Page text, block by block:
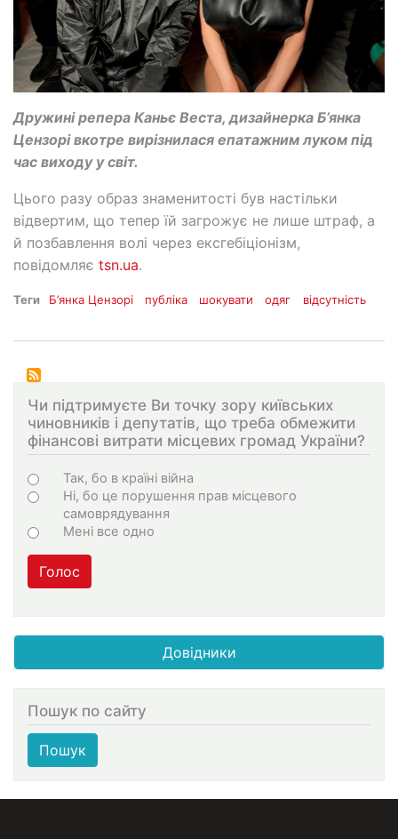
Дружині репера Каньє Веста, дизайнерка Б’янка
Цензорі вкотре вирізнилася епатажним луком під
час виходу у світ.
Цього разу образ знаменитості був настільки
відвертим, що тепер їй загрожує не лише штраф, а
й позбавлення волі через ексгебіціонізм,
повідомляє tsn.ua.
Теги Б’янка Цензорі публіка шокувати одяг відсутність
Чи підтримуєте Ви точку зору київських
чиновників і депутатів, що треба обмежити
фінансові витрати місцевих громад України?
Варіанти
Так, бо в країні війна
Ні, бо це порушення прав місцевого
самоврядування
Мені все одно
Голос
Довідники
Пошук по сайту
Пошук